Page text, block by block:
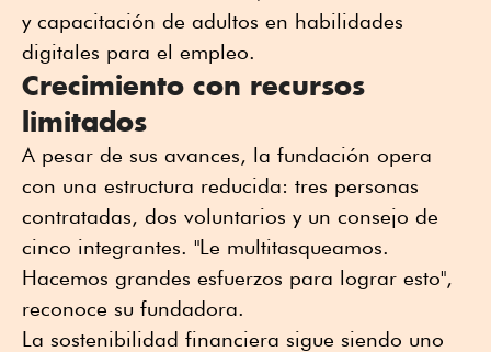
y capacitación de adultos en habilidades
digitales para el empleo.
Crecimiento con recursos
limitados
A pesar de sus avances, la fundación opera
con una estructura reducida: tres personas
contratadas, dos voluntarios y un consejo de
cinco integrantes. "Le multitasqueamos.
Hacemos grandes esfuerzos para lograr esto",
reconoce su fundadora.
La sostenibilidad financiera sigue siendo uno